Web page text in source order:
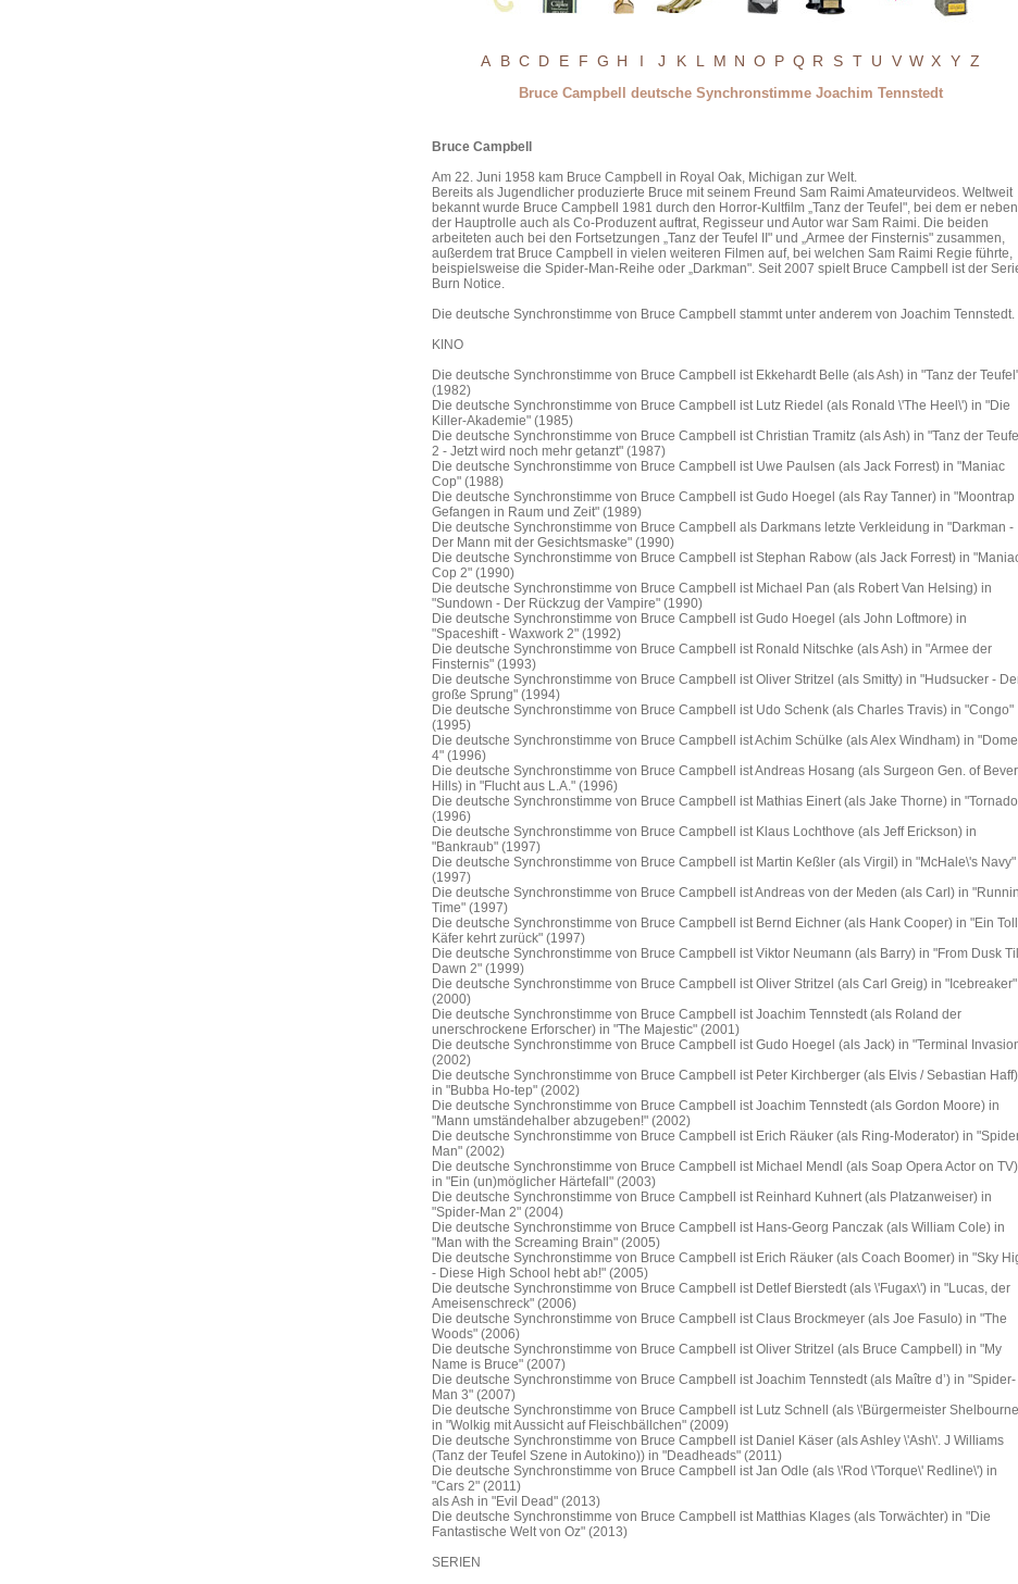
A B C D E F G H I J K L M N O P Q R S T U V W X Y Z
Bruce Campbell deutsche Synchronstimme Joachim Tennstedt
Bruce Campbell
Am 22. Juni 1958 kam Bruce Campbell in Royal Oak, Michigan zur Welt.
Bereits als Jugendlicher produzierte Bruce mit seinem Freund Sam Raimi Amateurvideos. Weltweit
bekannt wurde Bruce Campbell 1981 durch den Horror-Kultfilm „Tanz der Teufel", bei dem er neben
der Hauptrolle auch als Co-Produzent auftrat, Regisseur und Autor war Sam Raimi. Die beiden
arbeiteten auch bei den Fortsetzungen „Tanz der Teufel II" und „Armee der Finsternis" zusammen,
außerdem trat Bruce Campbell in vielen weiteren Filmen auf, bei welchen Sam Raimi Regie führte,
beispielsweise die Spider-Man-Reihe oder „Darkman". Seit 2007 spielt Bruce Campbell ist der
Burn Notice.
Die deutsche Synchronstimme von Bruce Campbell stammt unter anderem von Joachim Tennstedt.
KINO
Die deutsche Synchronstimme von Bruce Campbell ist Ekkehardt Belle (als Ash) in "Tanz der
(1982)
Die deutsche Synchronstimme von Bruce Campbell ist Lutz Riedel (als Ronald \'The Heel\') in "Die
Killer-Akademie" (1985)
Die deutsche Synchronstimme von Bruce Campbell ist Christian Tramitz (als Ash) in "Tanz der Teufel
2 - Jetzt wird noch mehr getanzt" (1987)
Die deutsche Synchronstimme von Bruce Campbell ist Uwe Paulsen (als Jack Forrest) in "Maniac
Cop" (1988)
Die deutsche Synchronstimme von Bruce Campbell ist Gudo Hoegel (als Ray Tanner) in "Moontrap
Gefangen in Raum und Zeit" (1989)
Die deutsche Synchronstimme von Bruce Campbell als Darkmans letzte Verkleidung in "Darkman -
Der Mann mit der Gesichtsmaske" (1990)
Die deutsche Synchronstimme von Bruce Campbell ist Stephan Rabow (als Jack Forrest) in
Cop 2" (1990)
Die deutsche Synchronstimme von Bruce Campbell ist Michael Pan (als Robert Van Helsing) in
"Sundown - Der Rückzug der Vampire" (1990)
Die deutsche Synchronstimme von Bruce Campbell ist Gudo Hoegel (als John Loftmore) in
"Spaceshift - Waxwork 2" (1992)
Die deutsche Synchronstimme von Bruce Campbell ist Ronald Nitschke (als Ash) in "Armee der
Finsternis" (1993)
Die deutsche Synchronstimme von Bruce Campbell ist Oliver Stritzel (als Smitty) in "Hudsucker -
große Sprung" (1994)
Die deutsche Synchronstimme von Bruce Campbell ist Udo Schenk (als Charles Travis) in "Congo"
(1995)
Die deutsche Synchronstimme von Bruce Campbell ist Achim Schülke (als Alex Windham) in "Dome
4" (1996)
Die deutsche Synchronstimme von Bruce Campbell ist Andreas Hosang (als Surgeon Gen. of
Hills) in "Flucht aus L.A." (1996)
Die deutsche Synchronstimme von Bruce Campbell ist Mathias Einert (als Jake Thorne) in
(1996)
Die deutsche Synchronstimme von Bruce Campbell ist Klaus Lochthove (als Jeff Erickson) in
"Bankraub" (1997)
Die deutsche Synchronstimme von Bruce Campbell ist Martin Keßler (als Virgil) in "McHale\'s Navy"
(1997)
Die deutsche Synchronstimme von Bruce Campbell ist Andreas von der Meden (als Carl) in
Time" (1997)
Die deutsche Synchronstimme von Bruce Campbell ist Bernd Eichner (als Hank Cooper) in "Ein
Käfer kehrt zurück" (1997)
Die deutsche Synchronstimme von Bruce Campbell ist Viktor Neumann (als Barry) in "From Dusk Till
Dawn 2" (1999)
Die deutsche Synchronstimme von Bruce Campbell ist Oliver Stritzel (als Carl Greig) in "Icebreaker"
(2000)
Die deutsche Synchronstimme von Bruce Campbell ist Joachim Tennstedt (als Roland der
unerschrockene Erforscher) in "The Majestic" (2001)
Die deutsche Synchronstimme von Bruce Campbell ist Gudo Hoegel (als Jack) in "Terminal
(2002)
Die deutsche Synchronstimme von Bruce Campbell ist Peter Kirchberger (als Elvis / Sebastian Haff)
in "Bubba Ho-tep" (2002)
Die deutsche Synchronstimme von Bruce Campbell ist Joachim Tennstedt (als Gordon Moore) in
"Mann umständehalber abzugeben!" (2002)
Die deutsche Synchronstimme von Bruce Campbell ist Erich Räuker (als Ring-Moderator) in
Man" (2002)
Die deutsche Synchronstimme von Bruce Campbell ist Michael Mendl (als Soap Opera Actor on TV)
in "Ein (un)möglicher Härtefall" (2003)
Die deutsche Synchronstimme von Bruce Campbell ist Reinhard Kuhnert (als Platzanweiser) in
"Spider-Man 2" (2004)
Die deutsche Synchronstimme von Bruce Campbell ist Hans-Georg Panczak (als William Cole) in
"Man with the Screaming Brain" (2005)
Die deutsche Synchronstimme von Bruce Campbell ist Erich Räuker (als Coach Boomer) in "Sky
- Diese High School hebt ab!" (2005)
Die deutsche Synchronstimme von Bruce Campbell ist Detlef Bierstedt (als \'Fugax\') in "Lucas, der
Ameisenschreck" (2006)
Die deutsche Synchronstimme von Bruce Campbell ist Claus Brockmeyer (als Joe Fasulo) in "The
Woods" (2006)
Die deutsche Synchronstimme von Bruce Campbell ist Oliver Stritzel (als Bruce Campbell) in "My
Name is Bruce" (2007)
Die deutsche Synchronstimme von Bruce Campbell ist Joachim Tennstedt (als Maître d’) in "Spider-
Man 3" (2007)
Die deutsche Synchronstimme von Bruce Campbell ist Lutz Schnell (als \'Bürgermeister
in "Wolkig mit Aussicht auf Fleischbällchen" (2009)
Die deutsche Synchronstimme von Bruce Campbell ist Daniel Käser (als Ashley \'Ash\'. J Williams
(Tanz der Teufel Szene in Autokino)) in "Deadheads" (2011)
Die deutsche Synchronstimme von Bruce Campbell ist Jan Odle (als \'Rod \'Torque\' Redline\') in
"Cars 2" (2011)
als Ash in "Evil Dead" (2013)
Die deutsche Synchronstimme von Bruce Campbell ist Matthias Klages (als Torwächter) in "Die
Fantastische Welt von Oz" (2013)
SERIEN